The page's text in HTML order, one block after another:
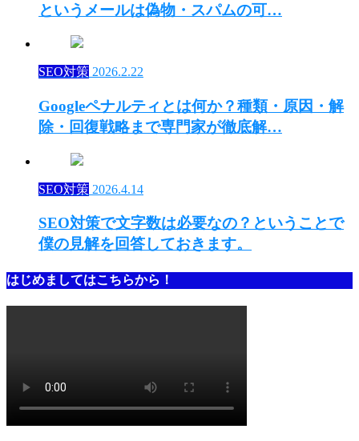
というメールは偽物・スパムの可…
SEO対策 2026.2.22
Googleペナルティとは何か？種類・原因・解
除・回復戦略まで専門家が徹底解…
SEO対策 2026.4.14
SEO対策で文字数は必要なの？ということで
僕の見解を回答しておきます。
はじめましてはこちらから！